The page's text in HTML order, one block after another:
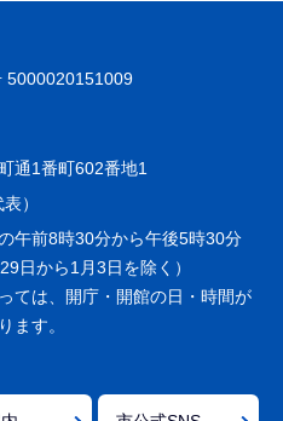
5000020151009
通1番町602番地1
）
午前8時30分から午後5時30分
日から1月3日を除く）
ては、開庁・開館の日・時間が
ます。